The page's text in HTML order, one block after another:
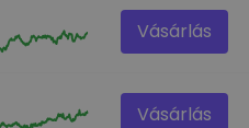
Vásárlás
Vásárlás